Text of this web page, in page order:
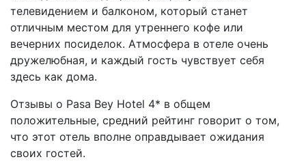
телевидением и балконом, который станет
отличным местом для утреннего кофе или
вечерних посиделок. Атмосфера в отеле очень
дружелюбная, и каждый гость чувствует себя
здесь как дома.
Отзывы о Pasa Bey Hotel 4* в общем
положительные, средний рейтинг говорит о том,
что этот отель вполне оправдывает ожидания
своих гостей.